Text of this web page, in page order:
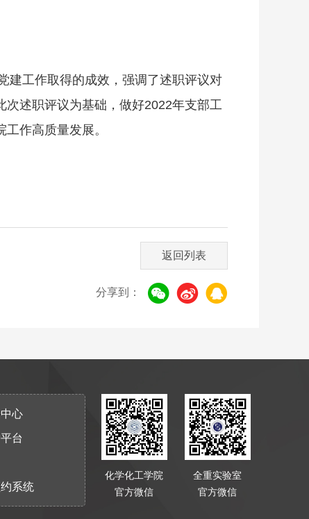
建工作取得的成效，强调了述职评议对
述职评议为基础，做好2022年支部工
作高质量发展。
返回列表
分享到：
心
台
系统
全重实验室
官方微信
化学化工学院
官方微信